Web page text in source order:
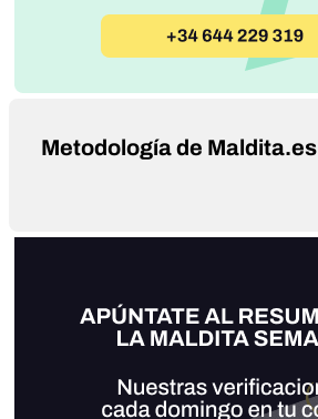
Metodología de Maldita.es